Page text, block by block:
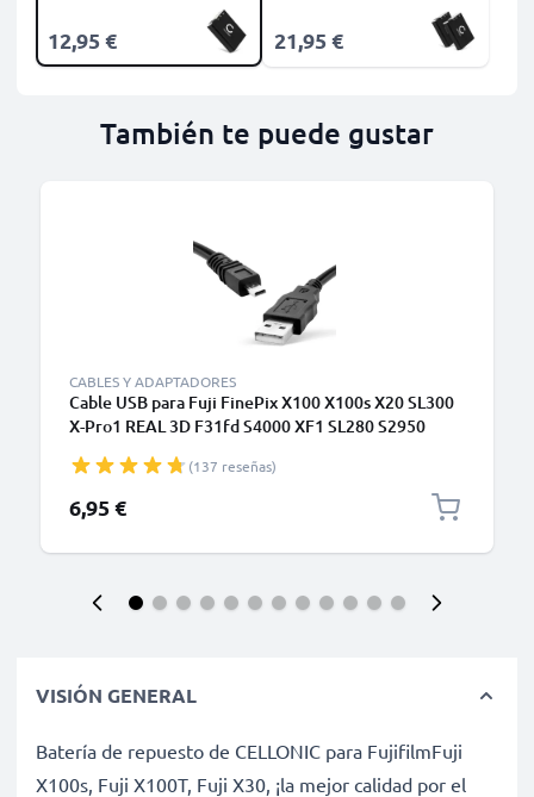
12,95 € 21,95 €
También te puede gustar
CABLES Y ADAPTADORES
Cable USB para Fuji FinePix X100 X100s X20 SL300
X-Pro1 REAL 3D F31fd S4000 XF1 SL280 S2950
USB B 2.0 de 1.5m negro PVC
(137 reseñas)
6,95 €
VISIÓN GENERAL
Batería de repuesto de CELLONIC para FujifilmFuji
X100s, Fuji X100T, Fuji X30, ¡la mejor calidad por el